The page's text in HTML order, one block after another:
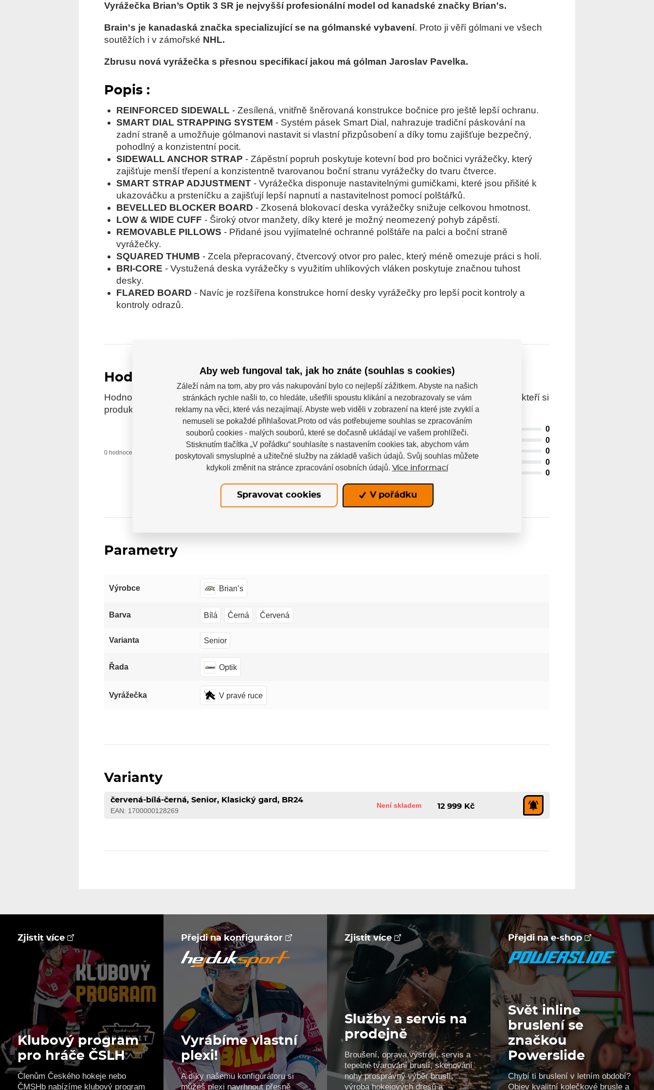
Vyrážečka Brian’s Optik 3 SR je nejvyšší profesionální model od kanadské značky Brian's.
Brain's je kanadaská značka specializující se na gólmanské vybavení. Proto ji věří gólmani ve všech
soutěžích i v zámořské NHL.
Zbrusu nová vyrážečka s přesnou specifikací jakou má gólman Jaroslav Pavelka.
Popis :
REINFORCED SIDEWALL- Zesílená, vnitřně šněrovaná konstrukce bočnice pro ještě lepší ochranu.
SMART DIAL STRAPPING SYSTEM - Systém pásek Smart Dial, nahrazuje tradiční páskování na
zadní straně a umožňuje gólmanovi nastavit si vlastní přizpůsobení a díky tomu zajišťuje bezpečný,
pohodlný a konzistentní pocit.
SIDEWALL ANCHOR STRAP - Zápěstní popruh poskytuje kotevní bod pro bočnici vyrážečky, který
zajišťuje menší třepení a konzistentně tvarovanou boční stranu vyrážečky do tvaru čtverce.
SMART STRAP ADJUSTMENT - Vyrážečka disponuje nastavitelnými gumičkami, které jsou přišité k
ukazováčku a prsteníčku a zajišťují lepší napnutí a nastavitelnost pomocí polštářků.
BEVELLED BLOCKER BOARD - Zkosená blokovací deska vyrážečky snižuje celkovou hmotnost.
LOW & WIDE CUFF - Široký otvor manžety, díky které je možný neomezený pohyb zápěstí.
REMOVABLE PILLOWS- Přidané jsou vyjímatelné ochranné polštáře na palci a boční straně
vyrážečky.
SQUARED THUMB- Zcela přepracovaný, čtvercový otvor pro palec, který méně omezuje práci s holí.
BRI-CORE- Vystužená deska vyrážečky s využitím uhlíkových vláken poskytuje značnou tuhost
desky.
FLARED BOARD - Navíc je rozšířena konstrukce horní desky vyrážečky pro lepší pocit kontroly a
kontroly odrazů.
Hodnocení
Hodnocení pochází od ověřených uživatelů. Hodnotit produkty mohou pouze registrovaní uživatelé, kteří si
produkt reálně zakoupili.
0 hodnocení 0 uživatelů doporučuje
5
0
0
3
0
0
1
0
Parametry
Výrobce Brian’s
Barva Bílá Černá Červená
Varianta Senior
Řada Optik
Vyrážečka V pravé ruce
Varianty
červená-bílá-černá, Senior, Klasický gard, BR24
EAN: 1700000128269
Není skladem 12 999 Kč
Zjistit více
Klubový program
pro hráče ČSLH
Členům Českého hokeje nebo
ČMSHb nabízíme klubový program
Přejdi na konfigurátor
Vyrábíme vlastní
plexi!
A díky našemu konfigurátoru si
můžeš plexi navrhnout přesně
Zjistit více
Služby a servis na
prodejně
Broušení, oprava výstrojí, servis a
tepelné tvarování bruslí, skenování
nohy prosprávný výběr bruslí,
výroba hokejových dresů a
Přejdi na e-shop
Svět inline
bruslení se
značkou
Powerslide
Chybí ti bruslení v letním období?
Objev kvalitní kolečkové brusle a
Aby web fungoval tak, jak ho znáte (souhlas s cookies)
Záleží nám na tom, aby pro vás nakupování bylo co nejlepší zážitkem. Abyste na našich
stránkách rychle našli to, co hledáte, ušetřili spoustu klikání a nezobrazovaly se vám
reklamy na věci, které vás nezajímají. Abyste web viděli v zobrazení na které jste zvyklí a
nemuseli se pokaždé přihlašovat.Proto od vás potřebujeme souhlas se zpracováním
souborů cookies - malých souborů, které se dočasně ukládají ve vašem prohlížeči.
Stisknutím tlačítka „V pořádku“ souhlasíte s nastavením cookies tak, abychom vám
poskytovali smysluplné a užitečné služby na základě vašich údajů. Svůj souhlas můžete
kdykoli změnit na stránce zpracování osobních údajů. Více informací
Spravovat cookies V pořádku